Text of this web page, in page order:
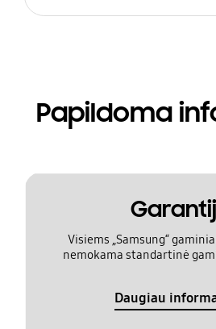
Papildoma
Visiems „Samsung“
nemokama standartinė
Daugiau